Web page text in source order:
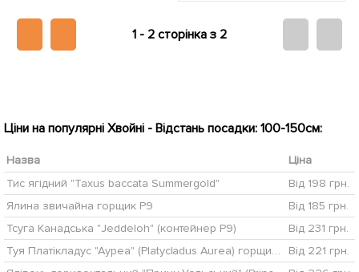
1 - 2 сторінка з 2
Ціни на популярні Хвойні - Відстань посадки: 100-150см:
Назва
Ціна
Тис ягідний "Taxus baccata Summergold"
Від 198 грн.
Ялина звичайна горщик P9
Від 185 грн.
Тсуга Канадська "Jeddeloh" (контейнер Р9)
Від 231 грн.
Туя Платікладус "Ауреа" (Platycladus Aurea) горщик P9 1 саджанець в упаковці
Від 221 грн.